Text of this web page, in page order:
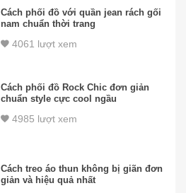
Cách phối đồ với quần jean rách gối
nam chuẩn thời trang
4061 lượt xem
Cách phối đồ Rock Chic đơn giản
chuẩn style cực cool ngầu
4985 lượt xem
Cách treo áo thun không bị giãn đơn
giản và hiệu quả nhất